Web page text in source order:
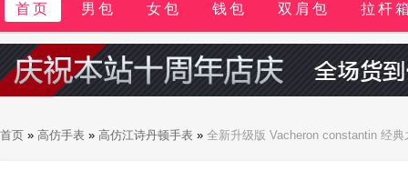
首页 男包 女包 钱包 双肩包 拉杆
首页 » 高仿手表 » 高仿江诗丹顿手表 » 全新升级版 Vacheron constantin 经